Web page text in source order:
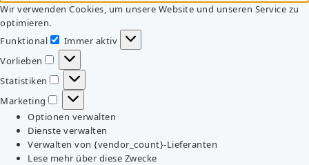
Wir verwenden Cookies, um unsere Website und unseren Service zu
optimieren.
Funktional
Funktional
Immer aktiv
Vorlieben
Vorlieben
Statistiken
Statistiken
Marketing
Marketing
Optionen verwalten
Dienste verwalten
Verwalten von {vendor_count}-Lieferanten
Lese mehr über diese Zwecke